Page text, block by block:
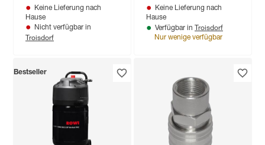
Keine Lieferung nach
Hause
Nicht verfügbar in
Troisdorf
Keine Lieferung nach
Hause
Verfügbar in Troisdorf
Nur wenige verfügbar
Bestseller